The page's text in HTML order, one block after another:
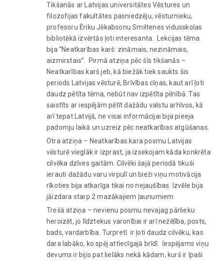
Tikšanās ar Latvijas universitātes Vēstures un
filozofijas fakultātes pasniedzēju, vēsturnieku,
profesoru Ēriku Jēkabsonu Smiltenes vidusskolas
bibliotēkā izvērtās ļoti interesanta. Lekcijas tēma
bija “Neatkarības karš: zināmais, nezināmais,
aizmirstais”. Pirmā atziņa pēc šīs tikšanās –
Neatkarības karš jeb, kā biežāk tiek saukts šis
periods Latvijas vēsturē, Brīvības cīņas, kaut arī ļoti
daudz pētīta tēma, nebūt nav izpētīta pilnībā. Tas
saistīts ar iespējām pētīt dažādu valstu arhīvos, kā
arī tepat Latvijā, ne visai informācijai bija pieeja
padomju laikā un uzreiz pēc neatkarības atgūšanas.
Otra atziņa – Neatkarības kara posmu Latvijas
vēsturē vieglāk ir izprast, ja izsekojam kāda konkrēta
cilvēka dzīves gaitām. Cilvēki šajā periodā tikuši
ierauti dažādu varu virpulī un bieži viņu motivācija
rīkoties bija atkarīga tikai no nejaušības. Izvēle bija
jāizdara starp 2 mazākajiem ļaunumiem.
Trešā atziņa – nevienu posmu nevajag pārlieku
heroizēt, jo līdztekus varonībai ir arī nežēlība, posts,
bads, vardarbība. Turpretī ir ļoti daudz cilvēku, kas
dara labāko, ko spēj attiecīgajā brīdī. Iespējams viņu
devums ir bijis pat lielāks nekā kādam, kurš ir īpaši